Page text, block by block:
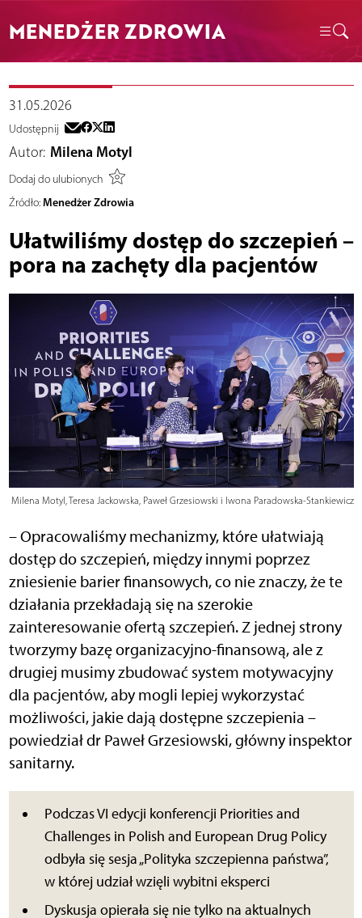
MENEDŻER ZDROWIA
31.05.2026
Udostępnij
Autor: Milena Motyl
Dodaj do ulubionych
Źródło: Menedżer Zdrowia
Ułatwiliśmy dostęp do szczepień –
pora na zachęty dla pacjentów
Milena Motyl, Teresa Jackowska, Paweł Grzesiowski i Iwona Paradowska-Stankiewicz
– Opracowaliśmy mechanizmy, które ułatwiają
dostęp do szczepień, między innymi poprzez
zniesienie barier finansowych, co nie znaczy, że te
działania przekładają się na szerokie
zainteresowanie ofertą szczepień. Z jednej strony
tworzymy bazę organizacyjno-finansową, ale z
drugiej musimy zbudować system motywacyjny
dla pacjentów, aby mogli lepiej wykorzystać
możliwości, jakie dają dostępne szczepienia –
powiedział dr Paweł Grzesiowski, główny inspektor
sanitarny.
Podczas VI edycji konferencji Priorities and
Challenges in Polish and European Drug Policy
odbyła się sesja „Polityka szczepienna państwa”,
w której udział wzięli wybitni eksperci
Dyskusja opierała się nie tylko na aktualnych